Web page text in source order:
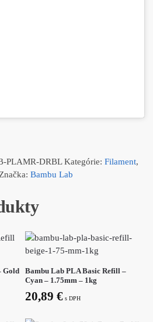
PLAMR-DRBL Kategórie: Filament,
Značka: Bambu Lab
Gold
Bambu Lab PLA Basic Refill –
Cyan – 1.75mm – 1kg
20,89 € s DPH